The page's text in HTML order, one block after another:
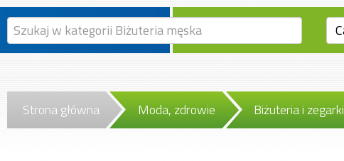
Strona główna Moda, zdrowie Biżuteria i zegarki